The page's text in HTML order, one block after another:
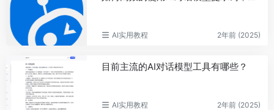
AI实用教程 2年前 (2025)
目前主流的AI对话模型工具有哪些？
AI实用教程 2年前 (2025)